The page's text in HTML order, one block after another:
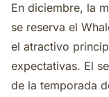
En diciembre, la
se reserva el
el atractivo
expectativas. El
de la temporada